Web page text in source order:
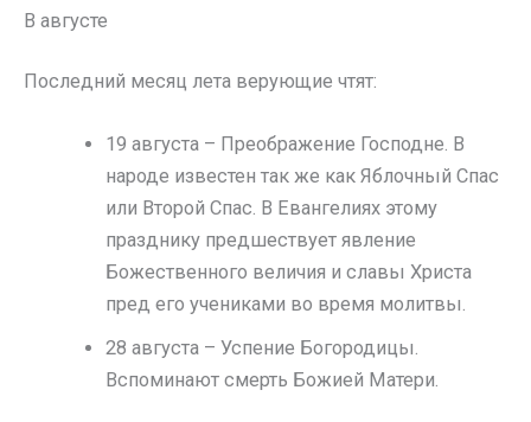
В августе
Последний месяц лета верующие чтят:
19 августа – Преображение Господне. В
народе известен так же как Яблочный Спас
или Второй Спас. В Евангелиях этому
празднику предшествует явление
Божественного величия и славы Христа
пред его учениками во время молитвы.
28 августа – Успение Богородицы.
Вспоминают смерть Божией Матери.